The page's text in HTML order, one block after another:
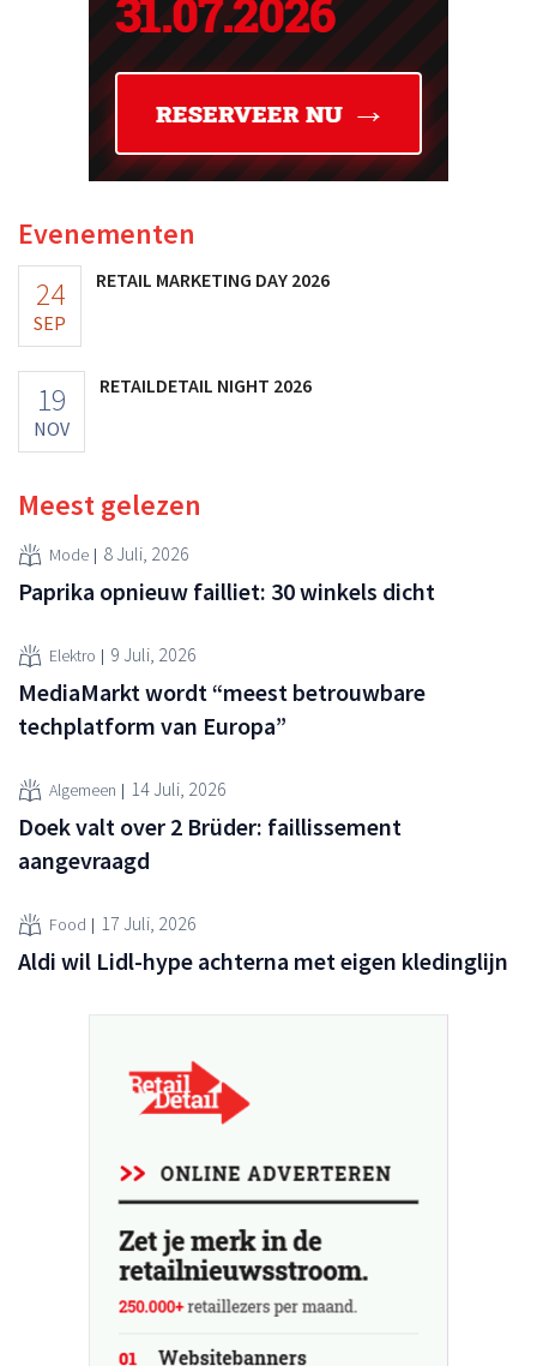
Evenementen
24
SEP
RETAIL MARKETING DAY 2026
19
NOV
RETAILDETAIL NIGHT 2026
Meest gelezen
Mode 8 Juli, 2026
Paprika opnieuw failliet: 30 winkels dicht
Elektro 9 Juli, 2026
MediaMarkt wordt “meest betrouwbare
techplatform van Europa”
Algemeen 14 Juli, 2026
Doek valt over 2 Brüder: faillissement
aangevraagd
Food 17 Juli, 2026
Aldi wil Lidl-hype achterna met eigen kledinglijn